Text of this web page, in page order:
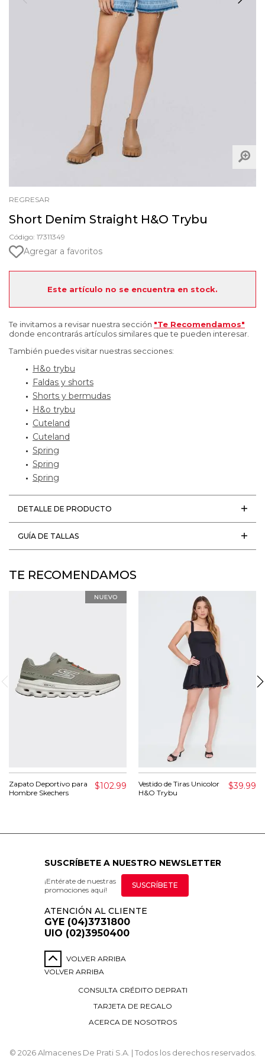
REGRESAR
Short Denim Straight H&O Trybu
Código: 17311349
Agregar a favoritos
Este artículo no se encuentra en stock.
Te invitamos a revisar nuestra sección "Te Recomendamos"
donde encontrarás artículos similares que te pueden interesar.
También puedes visitar nuestras secciones:
H&o trybu
Faldas y shorts
Shorts y bermudas
H&o trybu
Cuteland
Cuteland
Spring
Spring
Spring
DETALLE DE PRODUCTO
GUÍA DE TALLAS
TE RECOMENDAMOS
Zapato Deportivo para
Hombre Skechers
$102.99
Vestido de Tiras Unicolor
H&O Trybu
$39.99
SUSCRÍBETE A NUESTRO NEWSLETTER
¡Entérate de nuestras
promociones aquí!
SUSCRÍBETE
ATENCIÓN AL CLIENTE
GYE (04)3731800
UIO (02)3950400
VOLVER ARRIBA
VOLVER ARRIBA
CONSULTA CRÉDITO DEPRATI
TARJETA DE REGALO
ACERCA DE NOSOTROS
© 2026 Almacenes De Prati S.A. | Todos los derechos reservados.